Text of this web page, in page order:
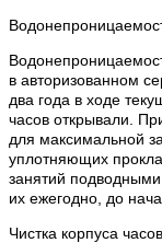
в авторизованном
два года в ходе
часов открывали.
для максимальной
уплотняющих
занятий
их ежегодно, до
Чистка корпуса часов